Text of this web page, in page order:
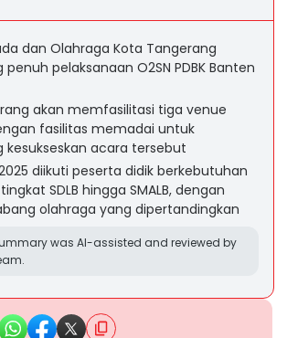
dan Olahraga Kota Tangerang
pelaksanaan O2SN PDBK Banten
akan memfasilitasi tiga venue
fasilitas memadai untuk
kesukseskan acara tersebut
2025 diikuti peserta didik berkebutuhan
SDLB hingga SMALB, dengan
olahraga yang dipertandingkan
was AI-assisted and reviewed by